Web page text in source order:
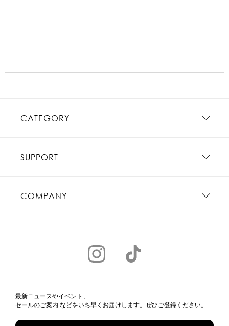
CATEGORY
SUPPORT
COMPANY
最新ニュースやイベント、
セールのご案内 などをいち早くお届けします。ぜひご登録ください。